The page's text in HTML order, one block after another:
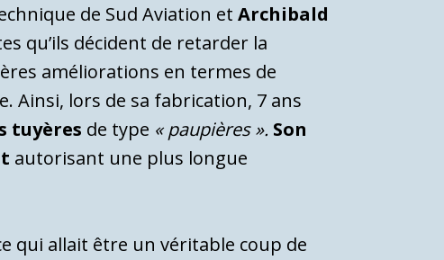
de Sud Aviation etArchibald
qu’ils décident de retarder la
améliorations en termes de
Ainsi, lors de sa fabrication, 7 ans
tuyères de type « paupières ». Son
autorisant une plus longue
qui allait être un véritable coup de